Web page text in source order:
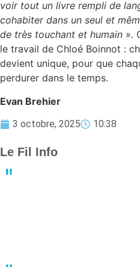
voir tout un livre rempli de
cohabiter dans un seul et
de très touchant et humain ».
le travail de Chloé Boinnot :
devient unique, pour que
perdurer dans le temps.
Evan Brehier
3 octobre, 2025 10:38
Le Fil Info